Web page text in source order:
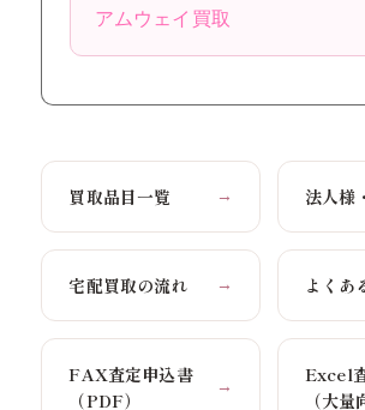
アムウェイ買取
買取品目一覧 → 法人様
宅配買取の流れ → よくあ
FAX査定申込書
（PDF）
→
Excel
（大量